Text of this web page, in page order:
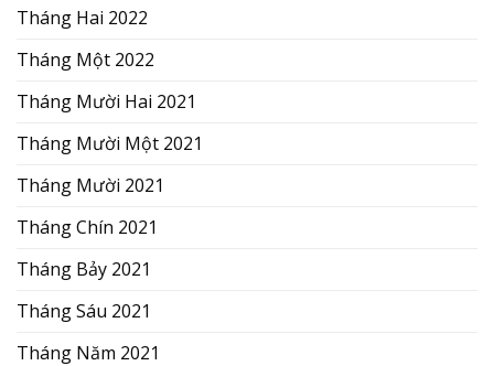
Tháng Hai 2022
Tháng Một 2022
Tháng Mười Hai 2021
Tháng Mười Một 2021
Tháng Mười 2021
Tháng Chín 2021
Tháng Bảy 2021
Tháng Sáu 2021
Tháng Năm 2021